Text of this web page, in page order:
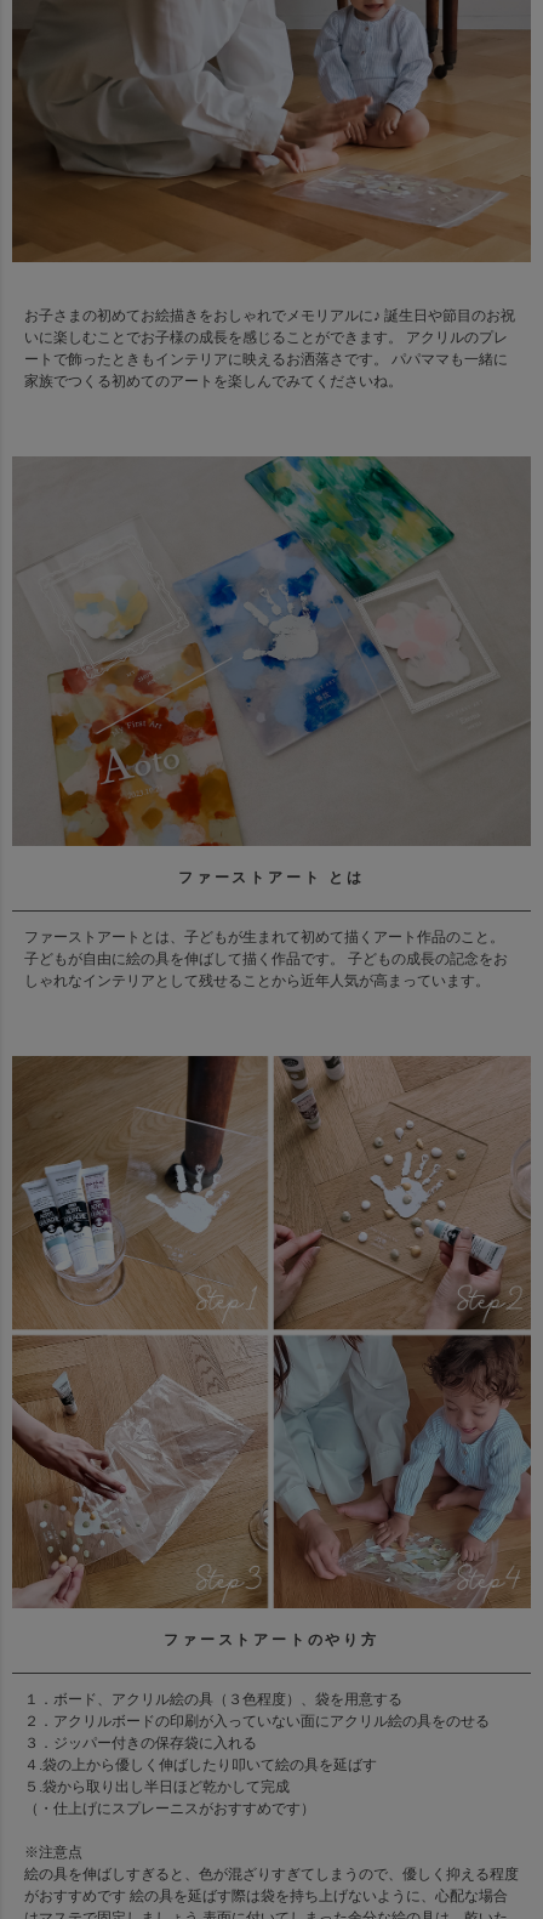
お子さまの初めてお絵描きをおしゃれでメモリアルに♪ 誕生日や節目のお祝
いに楽しむことでお子様の成長を感じることができます。 アクリルのプレ
ートで飾ったときもインテリアに映えるお洒落さです。 パパママも一緒に
家族でつくる初めてのアートを楽しんでみてくださいね。
ファーストアート とは
ファーストアートとは、子どもが生まれて初めて描くアート作品のこと。
子どもが自由に絵の具を伸ばして描く作品です。 子どもの成長の記念をお
しゃれなインテリアとして残せることから近年人気が高まっています。
ファーストアートのやり方
１．ボード、アクリル絵の具（３色程度）、袋を用意する
２．アクリルボードの印刷が入っていない面にアクリル絵の具をのせる
３．ジッパー付きの保存袋に入れる
４.袋の上から優しく伸ばしたり叩いて絵の具を延ばす
５.袋から取り出し半日ほど乾かして完成
（・仕上げにスプレーニスがおすすめです）
※注意点
絵の具を伸ばしすぎると、色が混ざりすぎてしまうので、優しく抑える程度
がおすすめです 絵の具を延ばす際は袋を持ち上げないように、心配な場合